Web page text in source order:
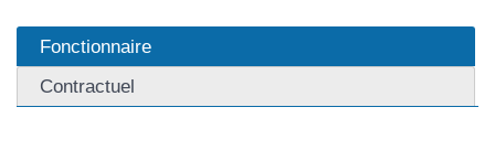
Fonctionnaire
Contractuel